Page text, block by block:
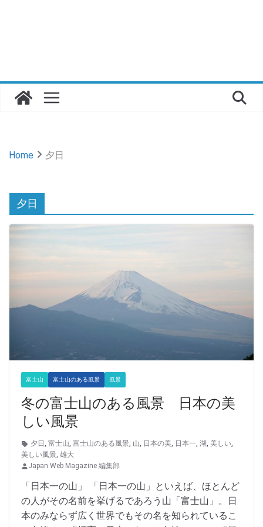
Home 夕日
夕日
富士山 富士山のある風景 風景
冬の富士山のある風景 日本の美
しい風景
夕日 , 富士山, 富士山のある風景, 山, 日本の美, 日本一, 湖, 美しい,
美しい風景, 雄大
Japan Web Magazine 編集部
「日本一の山」 「日本一の山」といえば、ほとんど
の人がその名前を挙げるであろう山「富士山」。日
本のみならず広く世界でもその名を知られているこ